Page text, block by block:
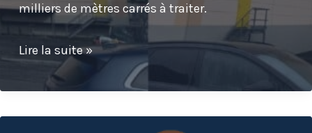
milliers de mètres carrés à traiter.
Nettoyage
drone
d’une
Lire la suite »